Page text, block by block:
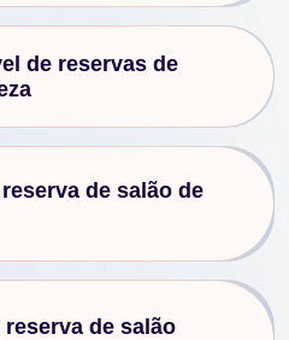
de reservas de
de salão de
de salão